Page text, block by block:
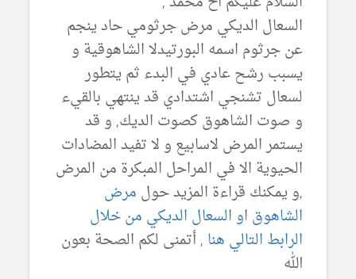
السعال الديكي مرض جرثومي حاد ينجم
عن جرثوم اسمه البورتيدلا الشاهوقية و
يسبب رشح عادي في البدء ثم يتطور
لسعال تشنجي اشتدادي قد ينتهي بالقيء
و صوت الشاهوق كصوت الديك, و قد
يستمر المرض لاسابيع و لا تفيد المضادات
الحيوية الا في المراحل المبكرة من المرض
,و يمكنك قراءة المزيد حول مرض
الشاهوق او السعال الديكي من خلال
الرابط التالي هنا , أتمنى لكم الصحة بعون
الله